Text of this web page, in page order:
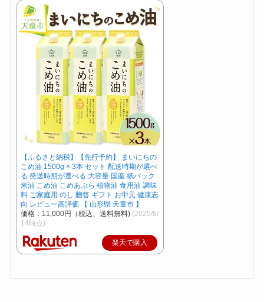
【ふるさと納税】【先行予約】 まいにちの
こめ油 1500g × 3本 セット 配送時期が選べ
る 発送時期が選べる 大容量 国産 紙パック
米油 こめ油 こめあぶら 植物油 食用油 調味
料 ご家庭用 のし 贈答 ギフト お中元 健康志
向 レビュー高評価 【 山形県 天童市 】
価格：11,000円（税込、送料無料) (2025/8/
14時点)
楽天で購入